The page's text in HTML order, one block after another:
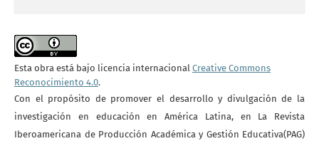
Esta obra está bajo licencia internacional Creative Commons
Reconocimiento 4.0.
Con el propósito de promover el desarrollo y divulgación de la
investigación en educación en América Latina, en La Revista
Iberoamericana de Producción Académica y Gestión Educativa(PAG)